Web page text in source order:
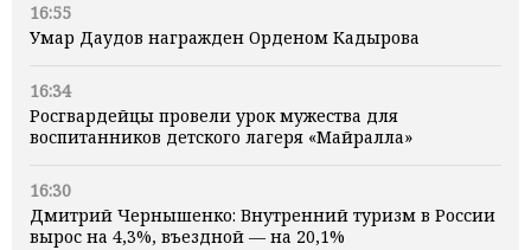
16:55
Умар Даудов награжден Орденом Кадырова
16:34
Росгвардейцы провели урок мужества для
воспитанников детского лагеря «Майралла»
16:30
Дмитрий Чернышенко: Внутренний туризм в России
вырос на 4,3%, въездной — на 20,1%